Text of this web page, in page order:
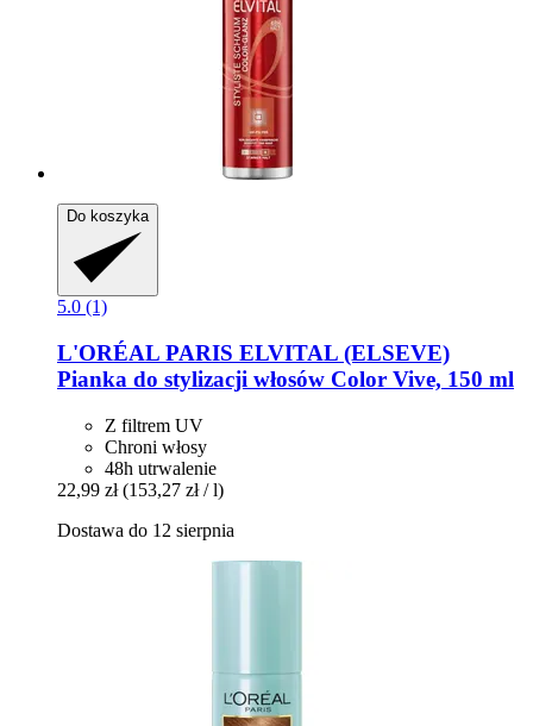
Do koszyka
5.0 (1)
L'ORÉAL PARIS ELVITAL (ELSEVE)
Pianka do stylizacji włosów Color Vive, 150 ml
Z filtrem UV
Chroni włosy
48h utrwalenie
22,99 zł (153,27 zł / l)
Dostawa do 12 sierpnia